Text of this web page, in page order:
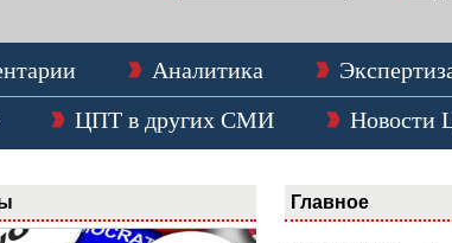
Аналитика
ЦПТ в других СМИ Новости
Главное